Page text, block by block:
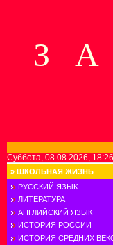
З
Суббота, 08.08.2026, 18:26
» ШКОЛЬНАЯ ЖИЗНЬ
РУССКИЙ ЯЗЫК
ЛИТЕРАТУРА
АНГЛИЙСКИЙ ЯЗЫК
ИСТОРИЯ РОССИИ
ИСТОРИЯ СРЕДНИХ